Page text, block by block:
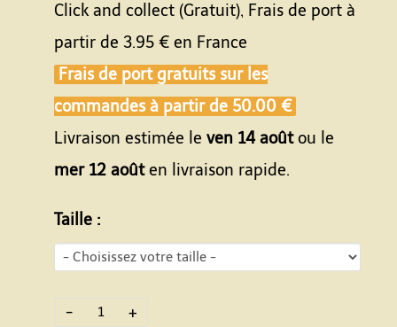
Click and collect (Gratuit), Frais de port à
partir de 3.95 € en France
Frais de port gratuits sur les
commandes à partir de 50.00 €
Livraison estimée le ven 14 aoûtou le
mer 12 aoûten livraison rapide.
Taille :
- +